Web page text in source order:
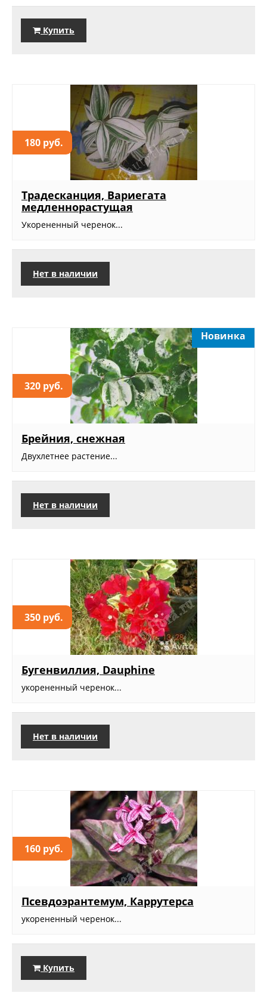
Купить
180 руб.
Традесканция, Вариегата
медленнорастущая
Укорененный черенок...
Нет в наличии
320 руб.
Новинка
Брейния, снежная
Двухлетнее растение...
Нет в наличии
350 руб.
Бугенвиллия, Dauphine
укорененный черенок...
Нет в наличии
160 руб.
Псевдоэрантемум, Каррутерса
укорененный черенок...
Купить